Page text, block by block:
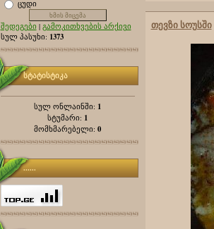
ცუდი
შედეგები | გამოკითხვების არქივი
სულ პასუხი: 1373
სტატისტიკა
სულ ონლაინში: 1
სტუმარი: 1
მომხმარებელი: 0
......
თევზი სოუსში